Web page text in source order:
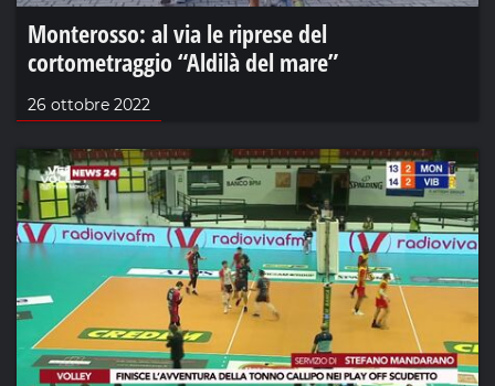
Monterosso: al via le riprese del
cortometraggio “Aldilà del mare”
26 ottobre 2022